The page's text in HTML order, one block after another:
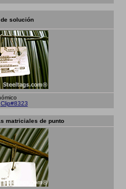
solución
Clip#8323
matriciales de punto